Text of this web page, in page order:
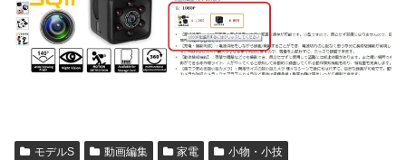
モデルS 動画編集 家電 小物・小技